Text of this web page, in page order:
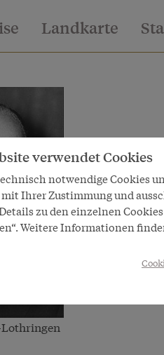
Landkarte
verwendet Cookies
notwendige Cookies
Ihrer Zustimmung und
zu den einzelnen
Weitere Informationen